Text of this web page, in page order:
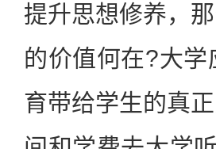
提升思想修养，
的价值何在?大
育带给学生的真